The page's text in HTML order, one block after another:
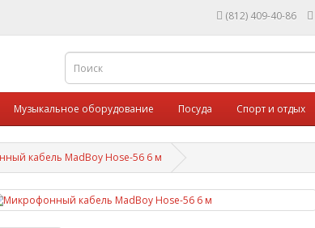
(812) 409-40-86
Музыкальное оборудование Посуда Спорт и отдых
кабель MadBoy Hose-56 6 м